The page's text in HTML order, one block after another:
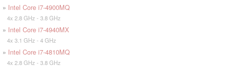
» Intel Core i7-4900MQ
4x 2.8 GHz - 3.8 GHz
» Intel Core i7-4940MX
4x 3.1 GHz - 4 GHz
» Intel Core i7-4810MQ
4x 2.8 GHz - 3.8 GHz